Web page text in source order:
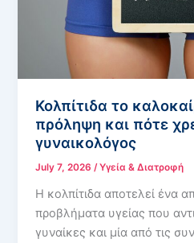
Κολπίτιδα το
πρόληψη και πότε
γυναικολόγος
July 7, 2026/Υγεία & Διατροφή
Η κολπίτιδα αποτελεί ένα
προβλήματα υγείας που
γυναίκες και μία από τις